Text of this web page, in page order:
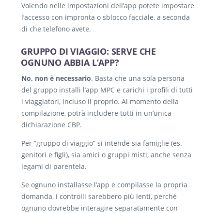
Volendo nelle impostazioni dell’app potete impostare
l’accesso con impronta o sblocco facciale, a seconda
di che telefono avete.
GRUPPO DI VIAGGIO: SERVE CHE
OGNUNO ABBIA L’APP?
No, non è necessario. Basta che una sola persona
del gruppo installi l’app MPC e carichi i profili di tutti
i viaggiatori, incluso il proprio. Al momento della
compilazione, potrà includere tutti in un’unica
dichiarazione CBP.
Per “gruppo di viaggio” si intende sia famiglie (es.
genitori e figli), sia amici o gruppi misti, anche senza
legami di parentela.
Se ognuno installasse l’app e compilasse la propria
domanda, i controlli sarebbero più lenti, perché
ognuno dovrebbe interagire separatamente con